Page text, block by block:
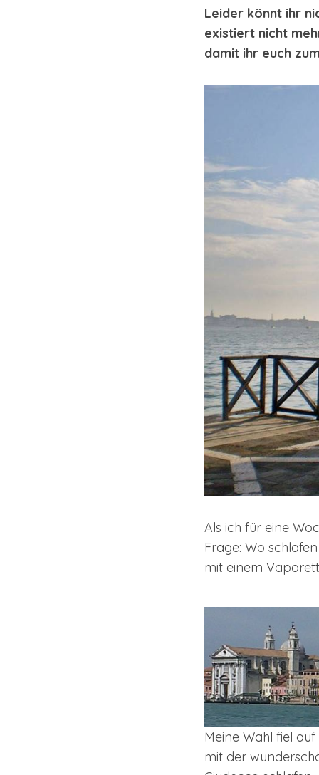
Leider könnt ihr
existiert nicht
damit ihr euch
Als ich für eine
Frage: Wo
mit einem
Meine Wahl fiel
mit der